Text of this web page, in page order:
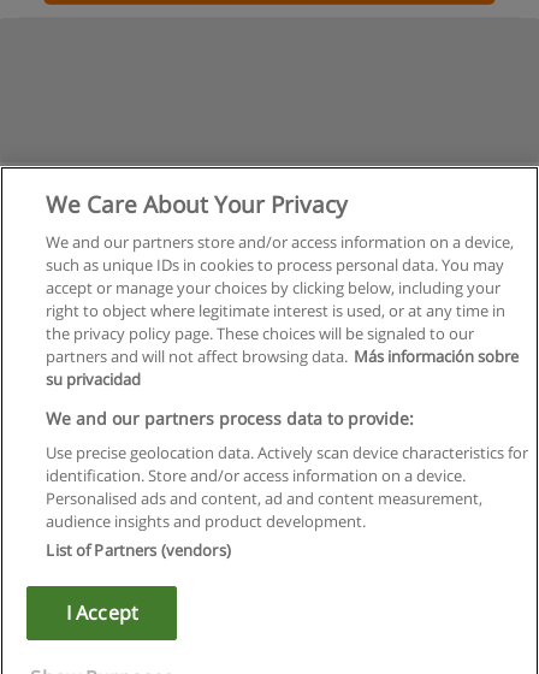
Regulamin
Polityka ochrony danych osobowych
Kontakt z Educaedu
Copyright © Educaedu Business S.L. - CIF : B-95610580: -
We Care About Your Privacy
We and our partners store and/or access information on a device,
such as unique IDs in cookies to process personal data. You may
accept or manage your choices by clicking below, including your
right to object where legitimate interest is used, or at any time in
the privacy policy page. These choices will be signaled to our
partners and will not affect browsing data. Más información sobre
su privacidad
We and our partners process data to provide:
Use precise geolocation data. Actively scan device characteristics for
identification. Store and/or access information on a device.
Personalised ads and content, ad and content measurement,
audience insights and product development.
List of Partners (vendors)
I Accept